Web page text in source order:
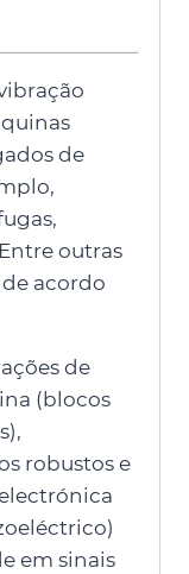
de
outras
acordo
de
(blocos
robustos e
em sinais